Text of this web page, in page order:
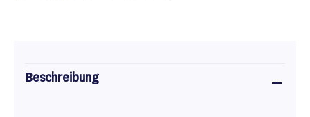
Beschreibung